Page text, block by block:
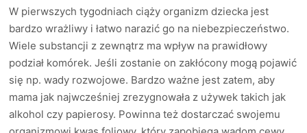
W pierwszych tygodniach ciąży organizm dziecka jest
bardzo wrażliwy i łatwo narazić go na niebezpieczeństwo.
Wiele substancji z zewnątrz ma wpływ na prawidłowy
podział komórek. Jeśli zostanie on zakłócony mogą pojawić
się np. wady rozwojowe. Bardzo ważne jest zatem, aby
mama jak najwcześniej zrezygnowała z używek takich jak
alkohol czy papierosy. Powinna też dostarczać swojemu